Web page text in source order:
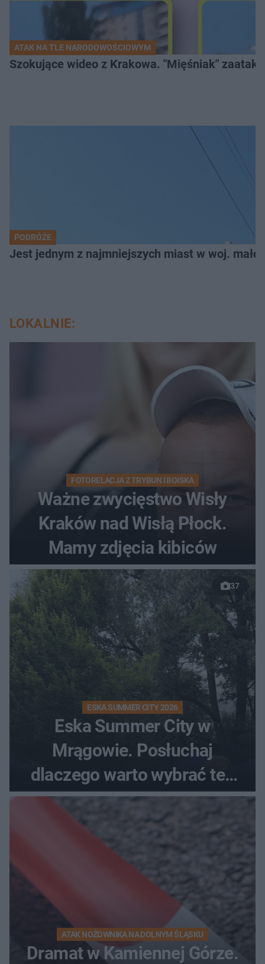
ATAK NA TLE NARODOWOŚCIOWYM
Szokujące wideo z Krakowa. "Mięśniak"
PODRÓŻE
Jest jednym z najmniejszych miast w woj.
LOKALNIE:
FOTORELACJA Z TRYBUN I BOISKA
Ważne zwycięstwo Wisły
Kraków nad Wisłą Płock.
Mamy zdjęcia kibiców
37
ESKA SUMMER CITY 2026
Eska Summer City w
Mrągowie. Posłuchaj
dlaczego warto wybrać ten
kierunek na urlop!
ATAK NOŻOWNIKA NA DOLNYM ŚLĄSKU
Dramat w Kamiennej Górze.